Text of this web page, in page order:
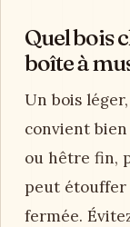
Quel bois
boîte à
Un bois
convient
ou hêtre fin,
peut étouffer
fermée.